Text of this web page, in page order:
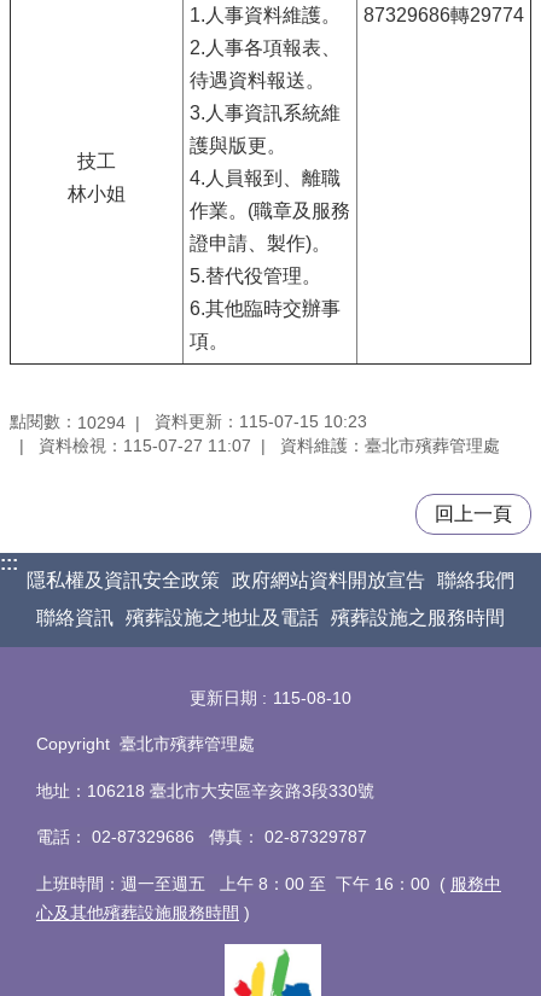
技工
林小姐
1.人事資料維護。
2.人事各項報表、
待遇資料報送。
3.人事資訊系統維
護與版更。
4.人員報到、離職
作業。(職章及服務
證申請、製作)。
5.替代役管理。
6.其他臨時交辦事
項。
87329686轉29774
點閱數： 10294
資料更新：115-07-15 10:23
資料檢視：115-07-27 11:07
資料維護：臺北市殯葬管理處
回上一頁
:::
隱私權及資訊安全政策 政府網站資料開放宣告 聯絡我們
聯絡資訊 殯葬設施之地址及電話 殯葬設施之服務時間
更新日期 115-08-10
Copyright 臺北市殯葬管理處
地址：106218 臺北市大安區辛亥路3段330號
電話 ： 02-87329686 傳真 ： 02-87329787
上班時間：週一至週五 上午 8：00 至 下午 16：00 ( 服務中
心及其他殯葬設施服務時間 )